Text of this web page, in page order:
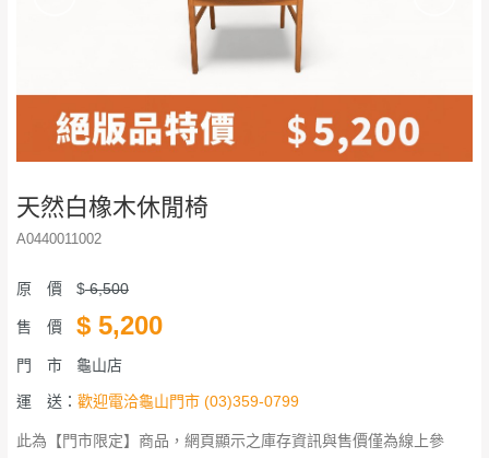
天然白橡木休閒椅
A0440011002
原 價 $6,500
售 價 $ 5,200
門 市 龜山店
運 送： 歡迎電洽龜山門市 (03)359-0799
此為【門市限定】商品，網頁顯示之庫存資訊與售價僅為線上參